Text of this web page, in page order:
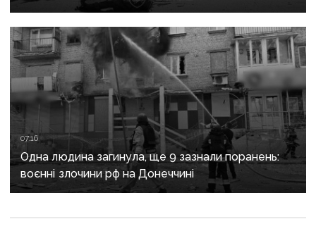
критично зруйнована
07:16
Одна людина загинула, ще 9 зазнали поранень:
воєнні злочини рф на Донеччині